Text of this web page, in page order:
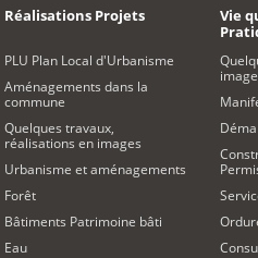
Réalisations Projets
PLU Plan Local d'Urbanisme
Aménagements dans la
commune
Quelques travaux,
réalisations en images
Urbanisme et aménagements
Forêt
Bâtiments Patrimoine bâti
Eau
Vie